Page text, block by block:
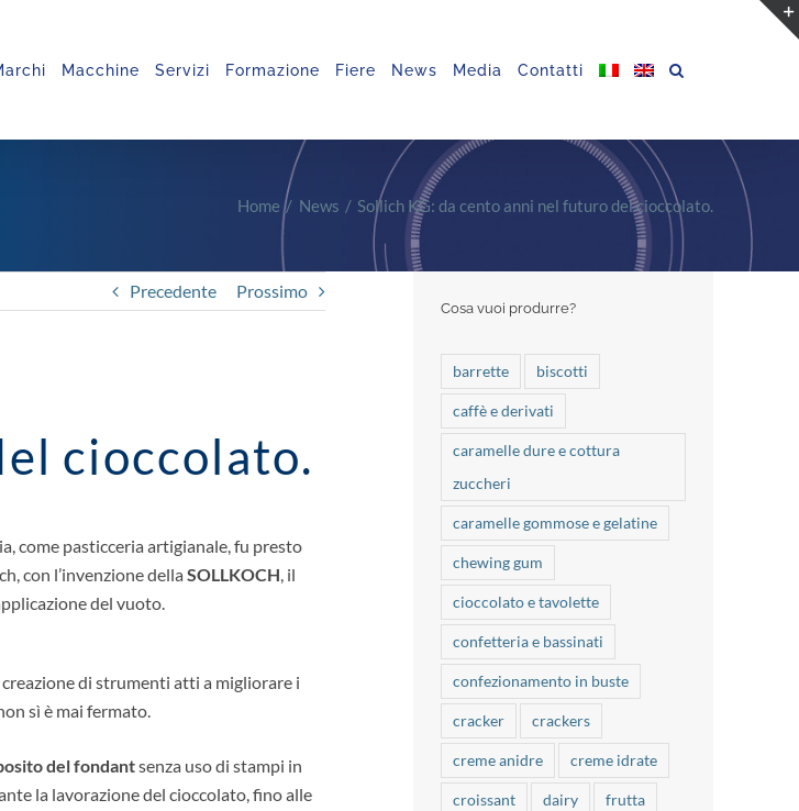
Macchine Servizi Formazione Fiere News Media Contatti
Home News Sollich KG: da cento anni nel futuro del cioccolato.
Precedente Prossimo
cioccolato.
come pasticceria artigianale, fu presto
con l’invenzione della SOLLKOCH, il
del vuoto.
creazione di strumenti atti a migliorare i
sì è mai fermato.
del fondantsenza uso di stampi in
la lavorazione del cioccolato, fino alle
Cosa vuoi produrre?
barrette biscotti
caffè e derivati
caramelle dure e cottura
zuccheri
caramelle gommose e gelatine
chewing gum
cioccolato e tavolette
confetteria e bassinati
confezionamento in buste
cracker crackers
creme anidre creme idrate
croissant dairy frutta